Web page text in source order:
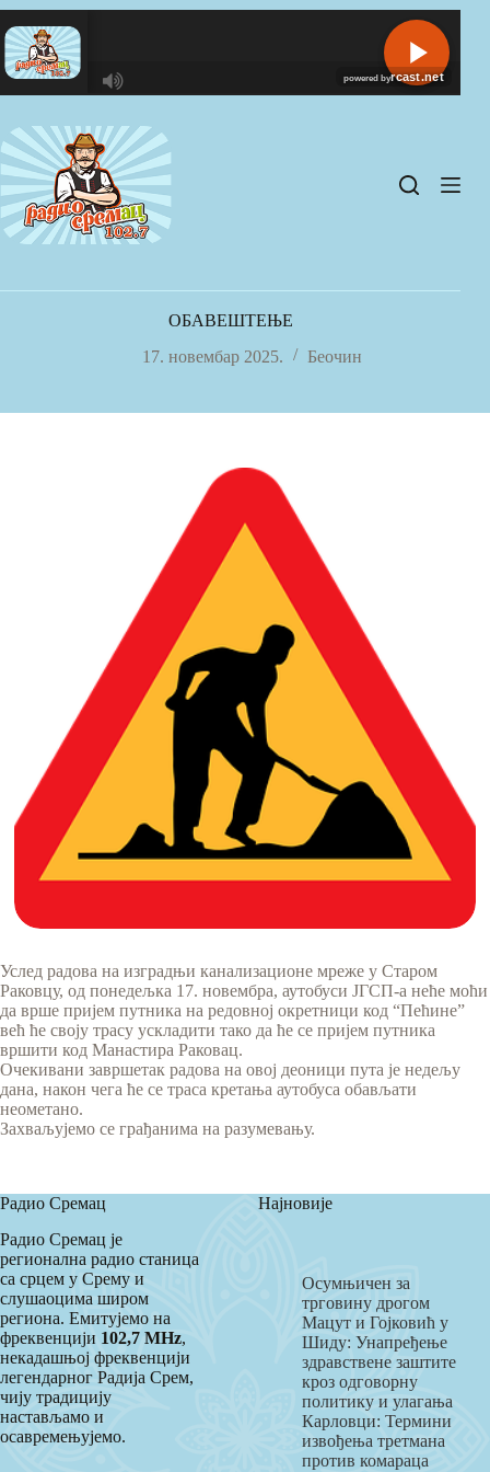
Skip
to
content
C
A
S
T
.
N
ОБАВЕШТЕЊЕ
17. новембар 2025.
Беочин
Услед радова на изградњи канализационе мреже у Старом
Раковцу, од понедељка 17. новембра, аутобуси ЈГСП-а неће моћи
да врше пријем путника на редовној окретници код “Пећине”
већ ће своју трасу ускладити тако да ће се пријем путника
вршити код Mанастира Раковац.
Очекивани завршетак радова на овој деоници пута је недељу
дана, након чега ће се траса кретања аутобуса обављати
неометано.
Захваљујемо се грађанима на разумевању.
Радио Сремац
Радио Сремац је
регионална радио станица
са срцем у Срему и
слушаоцима широм
региона. Емитујемо на
фреквенцији 102,7 MHz,
некадашњој фреквенцији
легендарног Радија Срем,
чију традицију
настављамо и
осавремењујемо.
Најновије
Осумњичен за
трговину дрогом
Мацут и Гојковић у
Шиду: Унапређење
здравствене заштите
кроз одговорну
политику и улагања
Карловци: Термини
извођења третмана
против комараца